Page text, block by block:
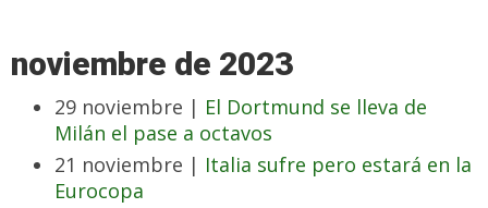
noviembre de 2023
29 noviembre | El Dortmund se lleva de
Milán el pase a octavos
21 noviembre | Italia sufre pero estará en la
Eurocopa